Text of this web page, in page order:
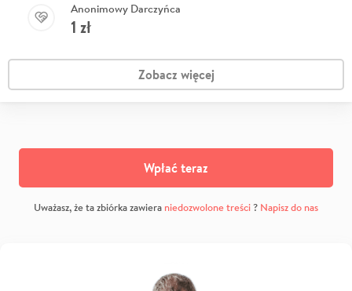
Anonimowy Darczyńca
1 zł
Zobacz więcej
Wpłać teraz
Uważasz, że ta zbiórka zawiera niedozwolone treści? Napisz do nas